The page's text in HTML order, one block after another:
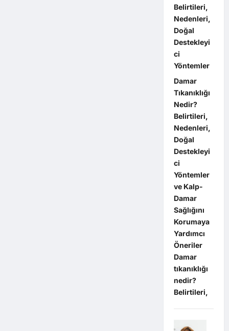
Belirtileri,
Nedenleri,
Doğal
Destekleyi
ci
Yöntemler
Damar
Tıkanıklığı
Nedir?
Belirtileri,
Nedenleri,
Doğal
Destekleyi
ci
Yöntemler
ve Kalp-
Damar
Sağlığını
Korumaya
Yardımcı
Öneriler
Damar
tıkanıklığı
nedir?
Belirtileri,